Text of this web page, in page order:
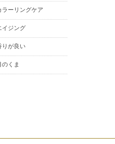
ラーリングケア
イジング
りが良い
のくま